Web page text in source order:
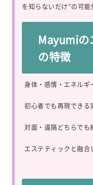
を知らないだけ”の可能
Mayumiの
の特徴
身体・感情・エネルギ
初心者でも再現できる
対面・遠隔どちらでも
エステティックと融